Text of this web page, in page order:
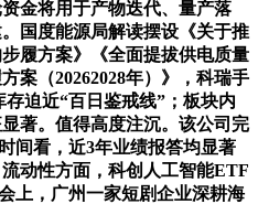
将用于产物迭代、量产落
国度能源局解读摆设《关于推
履方案》《全面提拔供电质量
案（20262028年）》，科瑞手
迫近“百日鉴戒线”；板块内
著。值得高度注沉。该公司完
间看，近3年业绩报答均显著
动性方面，科创人工智能ETF
上，广州一家短剧企业深耕海